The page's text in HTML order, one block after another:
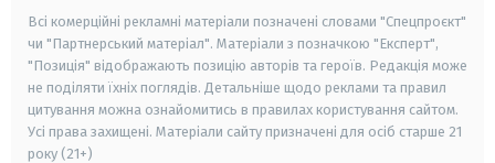
Всі комерційні рекламні матеріали позначені словами "Спецпроєкт"
чи "Партнерський матеріал". Матеріали з позначкою "Експерт",
"Позиція" відображають позицію авторів та героїв. Редакція може
не поділяти їхніх поглядів. Детальніше щодо реклами та правил
цитування можна ознайомитись в правилах користування сайтом.
Усі права захищені. Матеріали сайту призначені для осіб старше 21
року (21+)